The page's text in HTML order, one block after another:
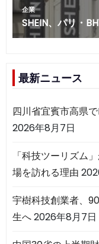
最新ニュース
四川省宜賓市高県
2026年8月7日
「科技ツーリズム
場を訪れる理由
宇樹科技創業者、
生へ2026年8月7日